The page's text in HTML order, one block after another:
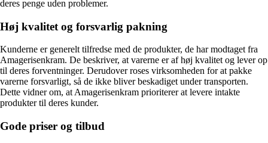
deres penge uden problemer.
Høj kvalitet og forsvarlig pakning
Kunderne er generelt tilfredse med de produkter, de har modtaget fra
Amagerisenkram. De beskriver, at varerne er af høj kvalitet og lever op
til deres forventninger. Derudover roses virksomheden for at pakke
varerne forsvarligt, så de ikke bliver beskadiget under transporten.
Dette vidner om, at Amagerisenkram prioriterer at levere intakte
produkter til deres kunder.
Gode priser og tilbud